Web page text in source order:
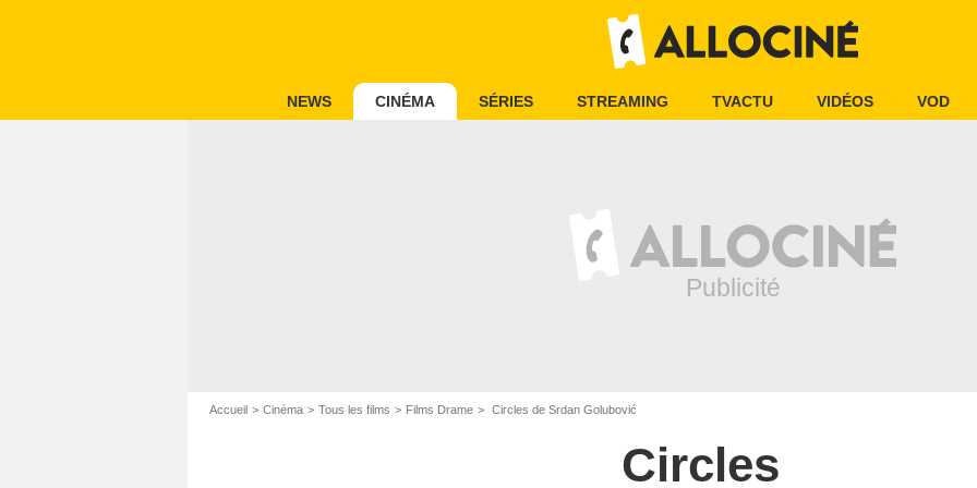
NEWS CINÉMA SÉRIES STREAMING TVACTU VIDÉOS VOD
Accueil Cinéma Tous les films Films Drame Circles de Srdan Golubović
Circles